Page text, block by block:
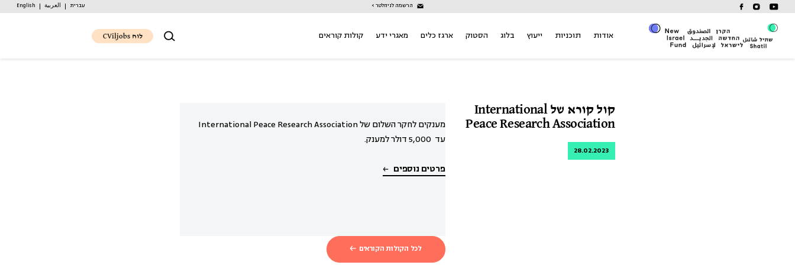
content
הרשמה לניוזלטר > עברית العربية English
אודות תוכניות ייעוץ בלוג הסטוק ארגז כלים מאגרי ידע קולות קוראים לוח CViljobs
קול קורא של International
Peace Research Association
28.02.2023
מענקים לחקר השלום של International Peace Research Association
עד 5,000 דולר למענק.
פרטים נוספים
לכל הקולות הקוראים